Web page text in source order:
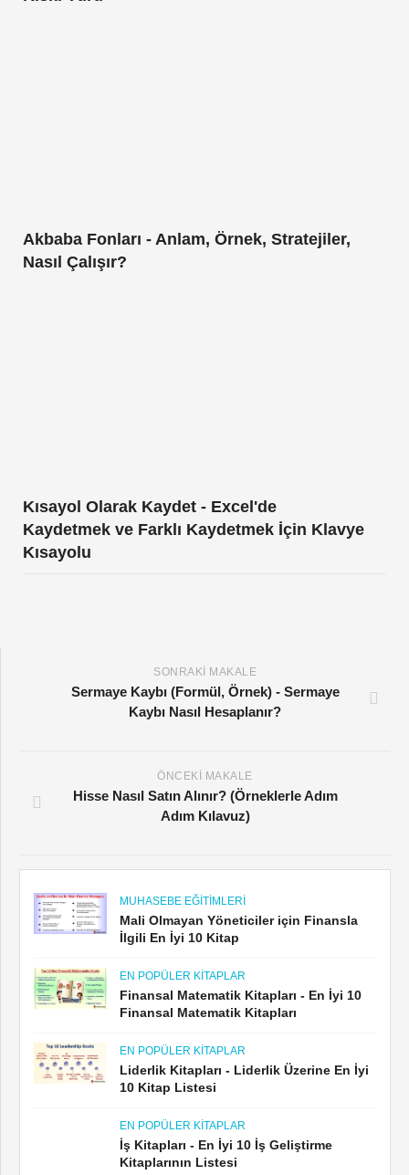
Akbaba Fonları - Anlam, Örnek, Stratejiler,
Nasıl Çalışır?
Kısayol Olarak Kaydet - Excel'de
Kaydetmek ve Farklı Kaydetmek İçin Klavye
Kısayolu
SONRAKI MAKALE
Sermaye Kaybı (Formül, Örnek) - Sermaye
Kaybı Nasıl Hesaplanır?
ÖNCEKI MAKALE
Hisse Nasıl Satın Alınır? (Örneklerle Adım
Adım Kılavuz)
MUHASEBE EĞITIMLERI
Mali Olmayan Yöneticiler için Finansla
İlgili En İyi 10 Kitap
EN POPÜLER KITAPLAR
Finansal Matematik Kitapları - En İyi 10
Finansal Matematik Kitapları
EN POPÜLER KITAPLAR
Liderlik Kitapları - Liderlik Üzerine En İyi
10 Kitap Listesi
EN POPÜLER KITAPLAR
İş Kitapları - En İyi 10 İş Geliştirme
Kitaplarının Listesi